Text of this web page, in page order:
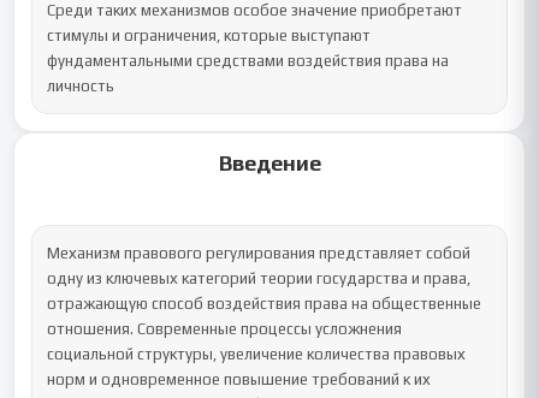
Среди таких механизмов особое значение приобретают
стимулы и ограничения, которые выступают
фундаментальными средствами воздействия права на
личность
Введение
Механизм правового регулирования представляет собой
одну из ключевых категорий теории государства и права,
отражающую способ воздействия права на общественные
отношения. Современные процессы усложнения
социальной структуры, увеличение количества правовых
норм и одновременное повышение требований к их